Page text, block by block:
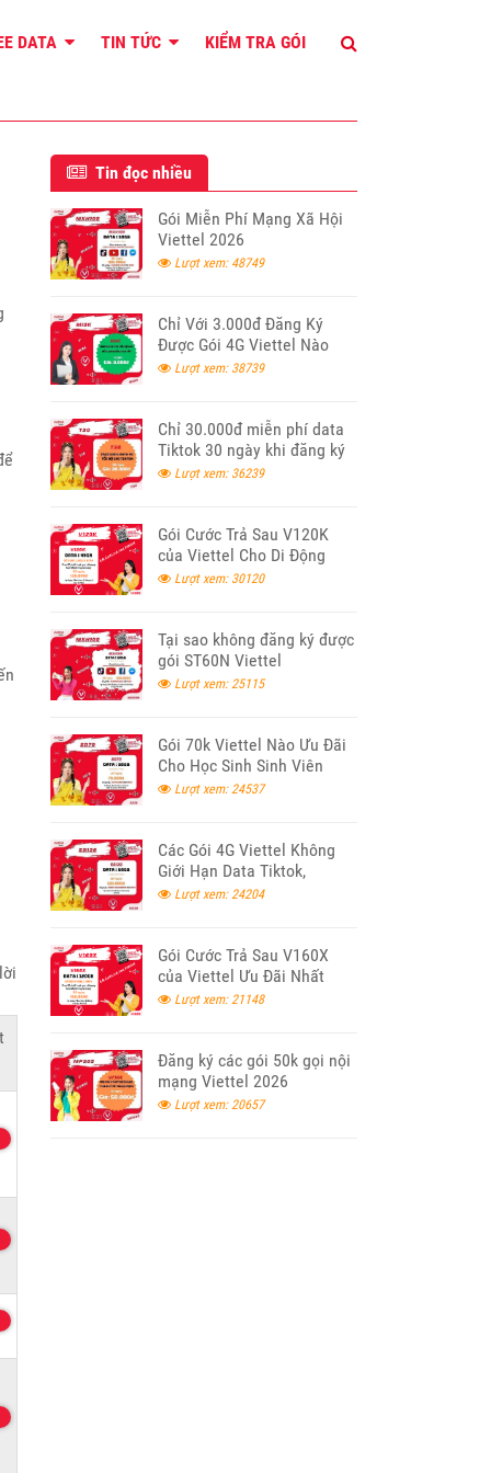
DATA TIN TỨC KIỂM TRA GÓI
Tin đọc nhiều
Gói Miễn Phí Mạng Xã Hội
Viettel 2026
Lượt xem: 48749
Chỉ Với 3.000đ Đăng Ký
Được Gói 4G Viettel Nào
Lượt xem: 38739
Chỉ 30.000đ miễn phí data
Tiktok 30 ngày khi đăng ký
T30 Viettel
Lượt xem: 36239
Gói Cước Trả Sau V120K
của Viettel Cho Di Động
Lượt xem: 30120
Tại sao không đăng ký được
gói ST60N Viettel
Lượt xem: 25115
Gói 70k Viettel Nào Ưu Đãi
Cho Học Sinh Sinh Viên
2026Lượt xem: 24537
Các Gói 4G Viettel Không
Giới Hạn Data Tiktok,
Youtube, Facebook 2026
Lượt xem: 24204
Gói Cước Trả Sau V160X
của Viettel Ưu Đãi Nhất
Lượt xem: 21148
Đăng ký các gói 50k gọi nội
mạng Viettel 2026
Lượt xem: 20657